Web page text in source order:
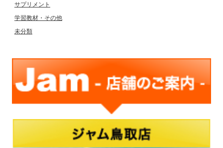
サプリメント
学習教材・その他
未分類